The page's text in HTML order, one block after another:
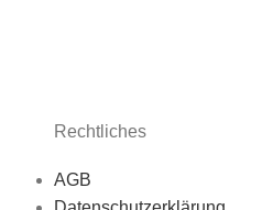
Rechtliches
AGB